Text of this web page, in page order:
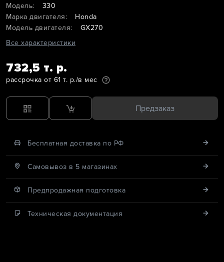
Модель:
330
Марка двигателя:
Honda
Модель двигателя:
GX270
Все характеристики
732,5 т. р.
рассрочка от 61 т. р./в мес
Предзаказ
Бесплатная доставка по РФ
Cамовывоз в 5 магазинах
Предпродажная подготовка
Техническая документация